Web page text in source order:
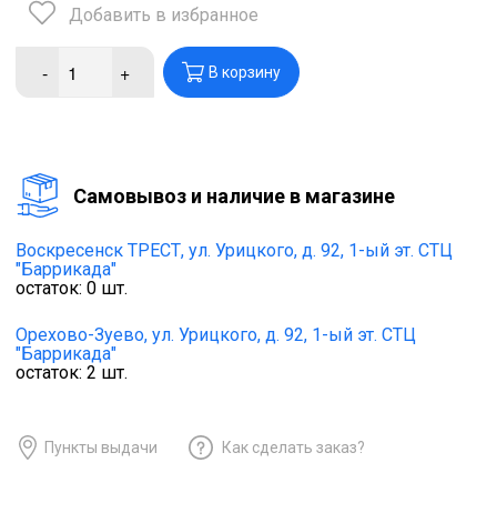
Добавить в избранное
- + В корзину
Cамовывоз и наличие в магазине
Воскресенск ТРЕСТ, ул. Урицкого, д. 92, 1-ый эт. СТЦ
"Баррикада"
остаток: 0 шт.
Орехово-Зуево, ул. Урицкого, д. 92, 1-ый эт. СТЦ
"Баррикада"
остаток: 2 шт.
Пункты выдачи Как сделать заказ?